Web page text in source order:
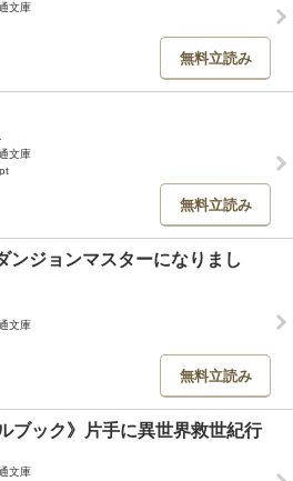
文庫
無料立読み
文庫
無料立読み
ンジョンマスターになりまし
文庫
無料立読み
ブック》片手に異世界救世紀行
文庫